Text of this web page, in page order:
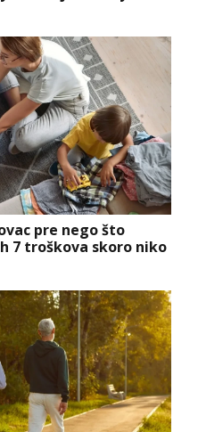
pre nego što
7 troškova skoro niko